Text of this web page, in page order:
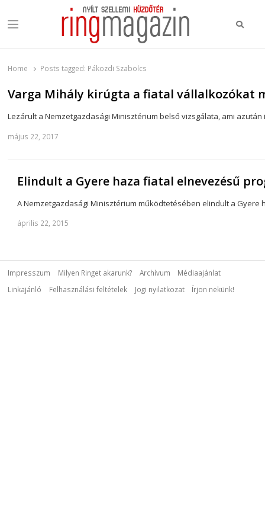
Menu
Home Posts tagged: Pákozdi Szabolcs
Varga Mihály kirúgta a fiatal vállalkozókat
Lezárult a Nemzetgazdasági Minisztérium belső vizsgálata, ami
május 22, 2017
Elindult a Gyere haza fiatal elnevezésű
A Nemzetgazdasági Minisztérium működtetésében elindult a
április 22, 2015
Impresszum Milyen Ringet akarunk? Archívum
Médiaajánlat
Linkajánló
Felhasználási feltételek Jogi nyilatkozat Írjon nekünk!